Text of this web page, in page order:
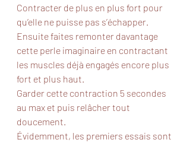
Contracter de plus en plus fort pour
qu’elle ne puisse pas s’échapper.
Ensuite faites remonter davantage
cette perle imaginaire en contractant
les muscles déjà engagés encore plus
fort et plus haut.
Garder cette contraction 5 secondes
au max et puis relâcher tout
doucement.
Évidemment, les premiers essais sont